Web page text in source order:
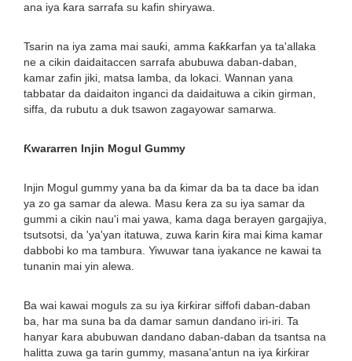
ana iya ƙara sarrafa su kafin shiryawa.
Tsarin na iya zama mai sauƙi, amma ƙaƙƙarfan ya ta'allaka
ne a cikin daidaitaccen sarrafa abubuwa daban-daban,
kamar zafin jiki, matsa lamba, da lokaci. Wannan yana
tabbatar da daidaiton inganci da daidaituwa a cikin girman,
siffa, da rubutu a duk tsawon zagayowar samarwa.
Ƙwararren Injin Mogul Gummy
Injin Mogul gummy yana ba da ƙimar da ba ta dace ba idan
ya zo ga samar da alewa. Masu ƙera za su iya samar da
gummi a cikin nau'i mai yawa, kama daga berayen gargajiya,
tsutsotsi, da 'ya'yan itatuwa, zuwa ƙarin ƙira mai ƙima kamar
dabbobi ko ma tambura. Yiwuwar tana iyakance ne kawai ta
tunanin mai yin alewa.
Ba wai kawai moguls za su iya ƙirƙirar siffofi daban-daban
ba, har ma suna ba da damar samun dandano iri-iri. Ta
hanyar ƙara abubuwan dandano daban-daban da tsantsa na
halitta zuwa ga tarin gummy, masana'antun na iya ƙirƙirar